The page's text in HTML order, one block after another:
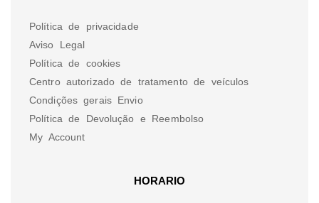
Política de privacidade
Aviso Legal
Política de cookies
Centro autorizado de tratamento de veículos
Condições gerais Envio
Política de Devolução e Reembolso
My Account
HORARIO